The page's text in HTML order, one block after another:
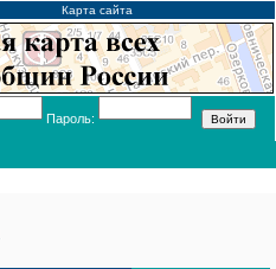
Карта сайта
Пароль: